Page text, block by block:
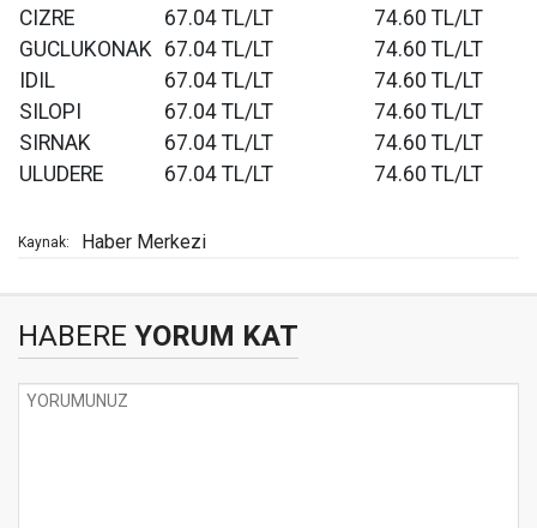
CIZRE
67.04 TL/LT
74.60 TL/LT
GUCLUKONAK 67.04 TL/LT
74.60 TL/LT
IDIL
67.04 TL/LT
74.60 TL/LT
SILOPI
67.04 TL/LT
74.60 TL/LT
SIRNAK
67.04 TL/LT
74.60 TL/LT
ULUDERE
67.04 TL/LT 74.60 TL/LT
Kaynak: Haber Merkezi
HABERE YORUM KAT